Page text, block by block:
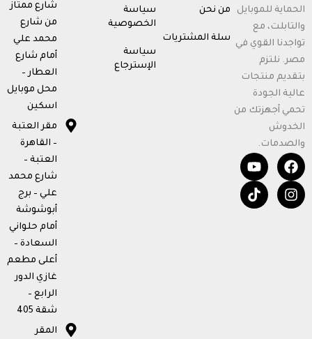
الحماية للموبايل
والتابلت، مع
تواجدنا القوي في
مصر. نلتزم
بتقديم منتجات
عالية الجودة
تحمي أجهزتك من
الخدوش
والصدمات.
F
a
c
e
Y
o
u
t
I
n
s
t
T
i
k
t
من نحن
سلة المشتريات
سياسة
الخصوصية
سياسة
الإسترجاع
شارع ممتاز
من شارع
محمد علي
أمام شارع
العطار –
محل موبايل
اسكين
مقر العتبة
– القاهرة
العتبة –
شارع محمد
علي – برج
أبوشوشة
أمام حلواني
السعادة –
أعلى مطعم
غازي الدور
الرابع –
شقة 405
المقر